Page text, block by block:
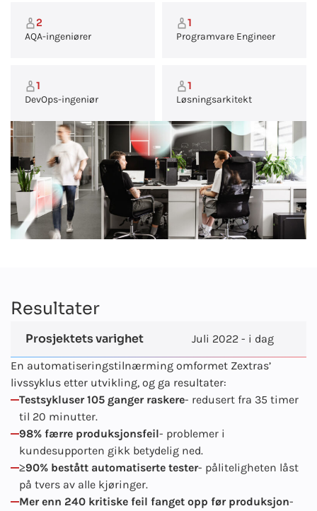
2
AQA-ingeniører
1
Programvare Engineer
1
DevOps-ingeniør
1
Løsningsarkitekt
Resultater
Prosjektets varighet
Juli 2022 - i dag
En automatiseringstilnærming omformet Zextras’
livssyklus etter utvikling, og ga resultater:
Testsykluser 105 ganger raskere- redusert fra 35 timer
til 20 minutter.
98% færre produksjonsfeil- problemer i
kundesupporten gikk betydelig ned.
≥90% bestått automatiserte tester- påliteligheten låst
på tvers av alle kjøringer.
Mer enn 240 kritiske feil fanget opp før produksjon-